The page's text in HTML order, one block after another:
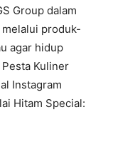
Group dalam
produk-
agar hidup
Kuliner
Instagram
Hitam Special: